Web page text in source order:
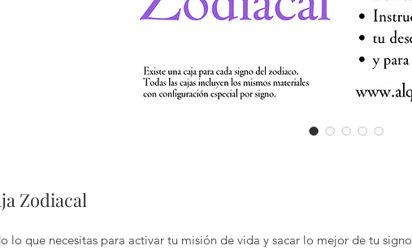
Zodiacal
lo que necesitas para activar tu misión de vida y sacar lo mejor de tu signo